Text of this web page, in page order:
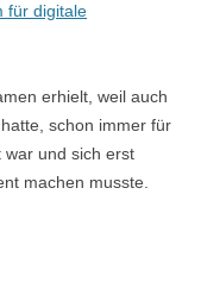
für digitale
erhielt, weil auch
schon immer für
war und sich erst
machen musste.